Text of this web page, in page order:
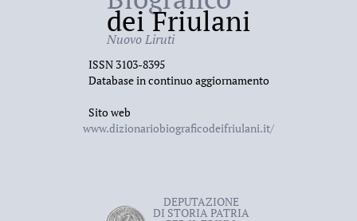
dei Friulani
Nuovo Liruti
ISSN 3103-8395
Database in continuo aggiornamento
Sito web
www.dizionariobiograficodeifriulani.it/
DEPUTAZIONE
DI STORIA PATRIA